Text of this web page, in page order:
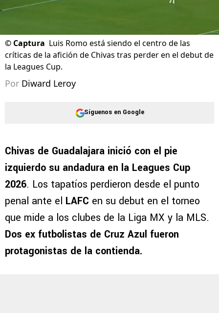
©Captura Luis Romo está siendo el centro de las
Síguenos en Google
Chivas de Guadalajara inició con el pie
izquierdo su andadura en la Leagues Cup
2026 . Los tapatíos perdieron desde el punto
penal ante elLAFC en su debut en el torneo